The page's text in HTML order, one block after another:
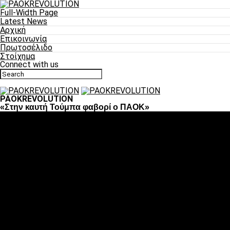
Full-Width Page
Latest News
Αρχική
Επικοινωνία
Πρωτοσέλιδο
Στοίχημα
Connect with us
PAOKREVOLUTION
«Στην καυτή Τούμπα φαβορί ο ΠΑΟΚ»